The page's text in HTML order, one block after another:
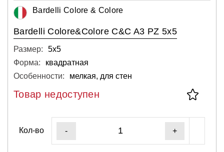
Bardelli Colore & Colore
Bardelli Colore&Colore C&C A3 PZ 5x5
Размер:
5х5
Форма:
квадратная
Особенности:
мелкая, для стен
Товар недоступен
Кол-во - +